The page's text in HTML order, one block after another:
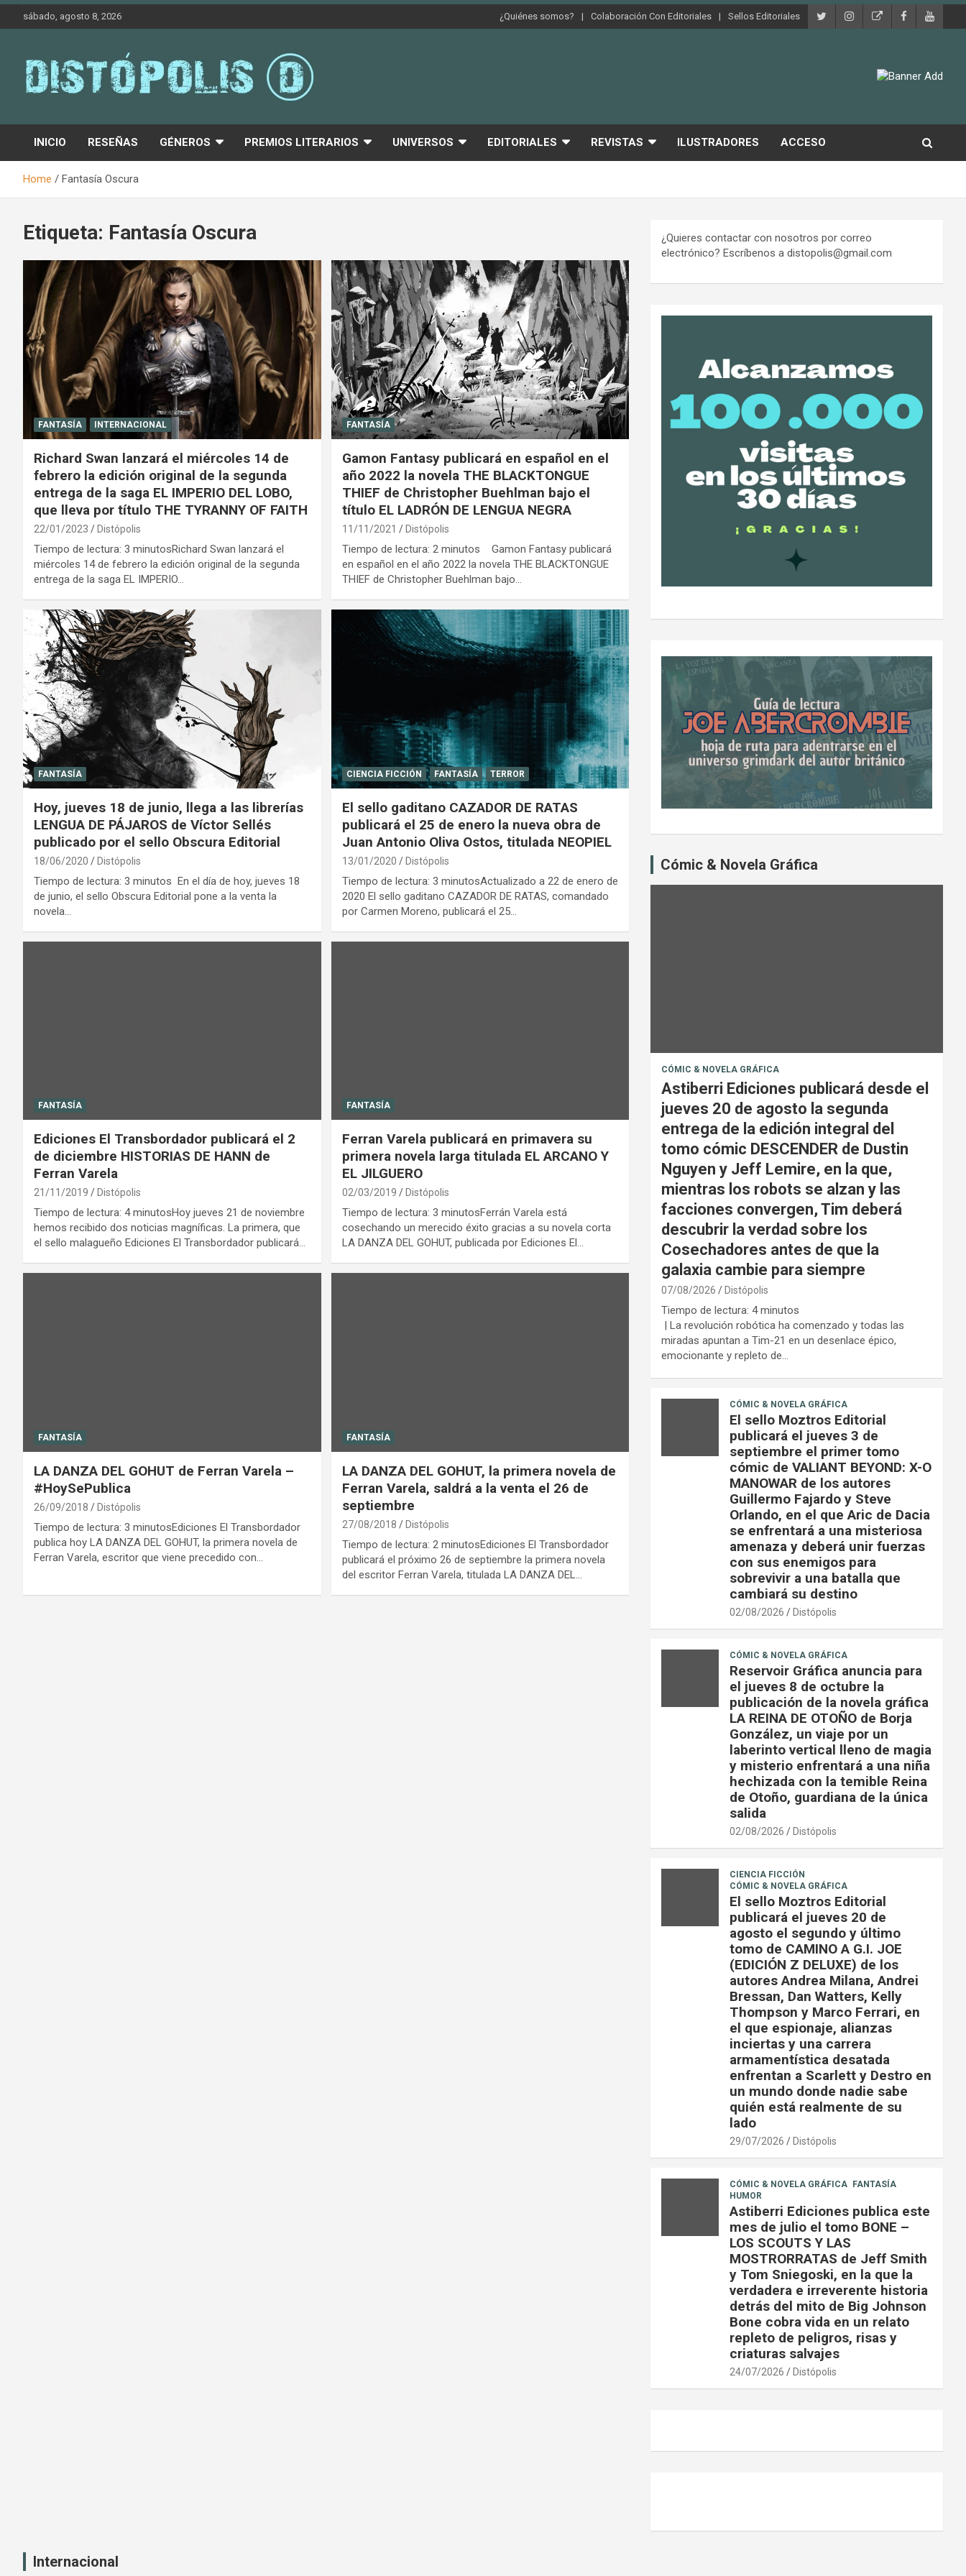
Skip
sábado, agosto 8, 2026 ¿Quiénes somos? Colaboración Con Editoriales Sellos Editoriales
Distópolis
INICIO RESEÑAS GÉNEROS PREMIOS LITERARIOS UNIVERSOS EDITORIALES REVISTAS ILUSTRADORES ACCESO
Home Fantasía Oscura
Etiqueta: Fantasía Oscura
FANTASÍA INTERNACIONAL
Richard Swan lanzará el miércoles 14 de
febrero la edición original de la segunda
entrega de la saga EL IMPERIO DEL LOBO,
que lleva por título THE TYRANNY OF FAITH
22/01/2023 Distópolis
Tiempo de lectura: 3 minutosRichard Swan lanzará el
miércoles 14 de febrero la edición original de la segunda
entrega de la saga EL IMPERIO…
FANTASÍA
Gamon Fantasy publicará en español en el
año 2022 la novela THE BLACKTONGUE
THIEF de Christopher Buehlman bajo el
título EL LADRÓN DE LENGUA NEGRA
11/11/2021 Distópolis
Tiempo de lectura: 2 minutos Gamon Fantasy publicará
en español en el año 2022 la novela THE BLACKTONGUE
THIEF de Christopher Buehlman bajo…
FANTASÍA
Hoy, jueves 18 de junio, llega a las librerías
LENGUA DE PÁJAROS de Víctor Sellés
publicado por el sello Obscura Editorial
18/06/2020 Distópolis
Tiempo de lectura: 3 minutos En el día de hoy, jueves 18
de junio, el sello Obscura Editorial pone a la venta la
novela…
CIENCIA FICCIÓN FANTASÍA TERROR
El sello gaditano CAZADOR DE RATAS
publicará el 25 de enero la nueva obra de
Juan Antonio Oliva Ostos, titulada NEOPIEL
13/01/2020 Distópolis
Tiempo de lectura: 3 minutosActualizado a 22 de enero de
2020 El sello gaditano CAZADOR DE RATAS, comandado
por Carmen Moreno, publicará el 25…
FANTASÍA
Ediciones El Transbordador publicará el 2
de diciembre HISTORIAS DE HANN de
Ferran Varela
21/11/2019 Distópolis
Tiempo de lectura: 4 minutosHoy jueves 21 de noviembre
hemos recibido dos noticias magníficas. La primera, que
el sello malagueño Ediciones El Transbordador publicará…
FANTASÍA
Ferran Varela publicará en primavera su
primera novela larga titulada EL ARCANO Y
EL JILGUERO
02/03/2019 Distópolis
Tiempo de lectura: 3 minutosFerrán Varela está
cosechando un merecido éxito gracias a su novela corta
LA DANZA DEL GOHUT, publicada por Ediciones El…
FANTASÍA
LA DANZA DEL GOHUT de Ferran Varela –
#HoySePublica
26/09/2018 Distópolis
Tiempo de lectura: 3 minutosEdiciones El Transbordador
publica hoy LA DANZA DEL GOHUT, la primera novela de
Ferran Varela, escritor que viene precedido con…
FANTASÍA
LA DANZA DEL GOHUT, la primera novela de
Ferran Varela, saldrá a la venta el 26 de
septiembre
27/08/2018 Distópolis
Tiempo de lectura: 2 minutosEdiciones El Transbordador
publicará el próximo 26 de septiembre la primera novela
del escritor Ferran Varela, titulada LA DANZA DEL…
¿Quieres contactar con nosotros por correo
electrónico? Escríbenos a distopolis@gmail.com
Cómic & Novela Gráfica
CÓMIC & NOVELA GRÁFICA
Astiberri Ediciones publicará desde el
jueves 20 de agosto la segunda
entrega de la edición integral del
tomo cómic DESCENDER de Dustin
Nguyen y Jeff Lemire, en la que,
mientras los robots se alzan y las
facciones convergen, Tim deberá
descubrir la verdad sobre los
Cosechadores antes de que la
galaxia cambie para siempre
07/08/2026 Distópolis
Tiempo de lectura: 4 minutos
| La revolución robótica ha comenzado y todas las
miradas apuntan a Tim-21 en un desenlace épico,
emocionante y repleto de…
CÓMIC & NOVELA GRÁFICA
El sello Moztros Editorial
publicará el jueves 3 de
septiembre el primer tomo
cómic de VALIANT BEYOND: X-O
MANOWAR de los autores
Guillermo Fajardo y Steve
Orlando, en el que Aric de Dacia
se enfrentará a una misteriosa
amenaza y deberá unir fuerzas
con sus enemigos para
sobrevivir a una batalla que
cambiará su destino
02/08/2026 Distópolis
CÓMIC & NOVELA GRÁFICA
Reservoir Gráfica anuncia para
el jueves 8 de octubre la
publicación de la novela gráfica
LA REINA DE OTOÑO de Borja
González, un viaje por un
laberinto vertical lleno de magia
y misterio enfrentará a una niña
hechizada con la temible Reina
de Otoño, guardiana de la única
salida
02/08/2026 Distópolis
CIENCIA FICCIÓN
CÓMIC & NOVELA GRÁFICA
El sello Moztros Editorial
publicará el jueves 20 de
agosto el segundo y último
tomo de CAMINO A G.I. JOE
(EDICIÓN Z DELUXE) de los
autores Andrea Milana, Andrei
Bressan, Dan Watters, Kelly
Thompson y Marco Ferrari, en
el que espionaje, alianzas
inciertas y una carrera
armamentística desatada
enfrentan a Scarlett y Destro en
un mundo donde nadie sabe
quién está realmente de su
lado
29/07/2026 Distópolis
CÓMIC & NOVELA GRÁFICA
FANTASÍA
HUMOR
Astiberri Ediciones publica este
mes de julio el tomo BONE –
LOS SCOUTS Y LAS
MOSTRORRATAS de Jeff Smith
y Tom Sniegoski, en la que la
verdadera e irreverente historia
detrás del mito de Big Johnson
Bone cobra vida en un relato
repleto de peligros, risas y
criaturas salvajes
24/07/2026 Distópolis
Internacional